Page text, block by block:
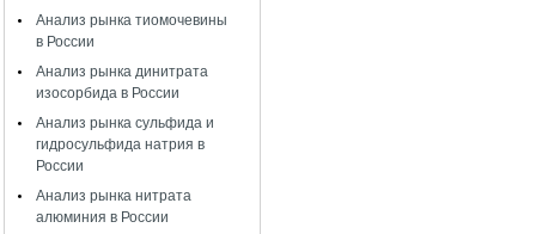
Анализ рынка тиомочевины
в России
Анализ рынка динитрата
изосорбида в России
Анализ рынка сульфида и
гидросульфида натрия в
России
Анализ рынка нитрата
алюминия в России